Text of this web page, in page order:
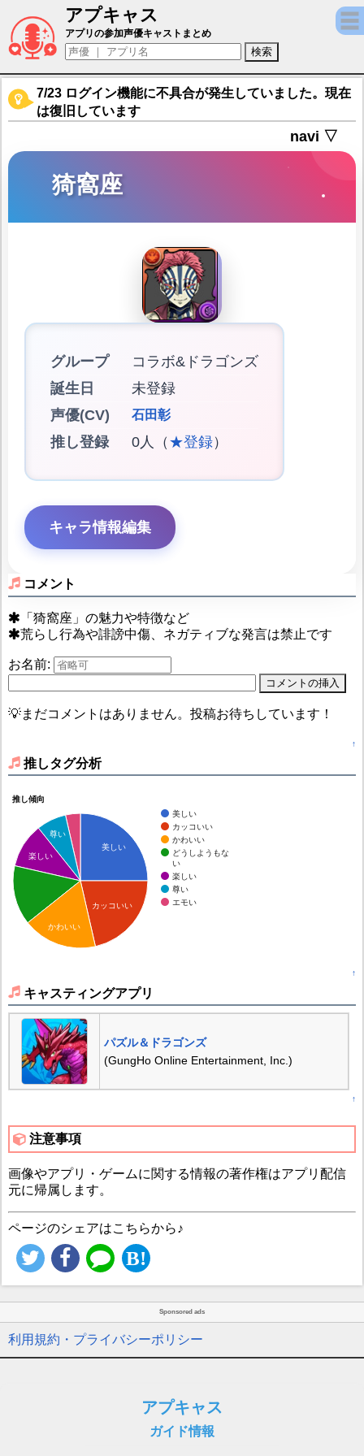
アプキャス
猗窩座（声優：石田彰)【パズル＆ドラゴン
アプリの参加声優キャストまとめ
7/23 ログイン機能に不具合が発生していました。現在
は復旧しています
navi ▽
猗窩座
グループ
コラボ&ドラゴンズ
誕生日
未登録
声優(CV)
石田彰
推し登録 0人（ ★登録）
キャラ情報編集
コメント
「猗窩座」の魅力や特徴など
荒らし行為や誹謗中傷、ネガティブな発言は禁止です
お名前:
💡まだコメントはありません。投稿お待ちしています！
↑
推しタグ分析
推し傾向
美しい
カッコいい
かわいい
どうしようもな
い
楽しい
尊い
エモい
美しい
カッコいい
尊い
楽しい
かわいい
↑
キャスティングアプリ
パズル＆ドラゴンズ
(GungHo Online Entertainment, Inc.)
↑
注意事項
画像やアプリ・ゲームに関する情報の著作権はアプリ配信
元に帰属します。
ページのシェアはこちらから♪
Sponsored ads
利用規約・プライバシーポリシー
アプキャス
ガイド情報